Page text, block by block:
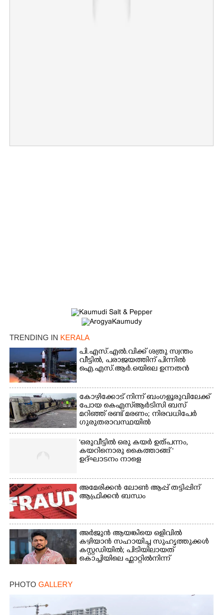
TRENDING IN KERALA
പി.എസ്.എൽ.വിക്ക് ശത്രു സ്വന്തം
വീട്ടിൽ,​ പരാജയത്തിന് പിന്നിൽ
ഐ.എസ്.ആർ.ഒയിലെ ഉന്നതൻ
കോഴിക്കോട് നിന്ന് ബംഗളൂരുവിലേക്ക്
പോയ കെഎസ്‌ആർടിസി ബസ്
മറിഞ്ഞ് രണ്ട് മരണം; നിരവധിപേർ
ഗുരുതരാവസ്ഥയിൽ
'ഒരുവീട്ടിൽ ഒരു കയർ ഉത്പന്നം,
കയറിനൊരു കൈത്താങ്ങ് '
ഉദ്ഘാടനം നാളെ
അമേരിക്കൻ ലോൺ ആപ്പ് തട്ടിപ്പിന്
ആഫ്രിക്കൻ ബന്ധം
അർജുൻ ആയങ്കിയെ ഒളിവിൽ
കഴിയാൻ സഹായിച്ച സുഹൃത്തുക്കൾ
കസ്റ്റഡിയിൽ; പിടിയിലായത്
കൊച്ചിയിലെ ഫ്ലാറ്റിൽനിന്ന്
PHOTO GALLERY
Share this link